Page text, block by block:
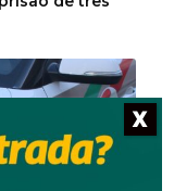
de três
X